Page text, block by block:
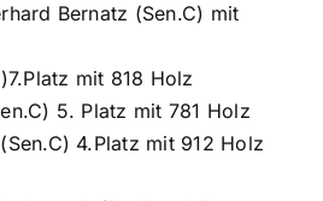
Bernatz (Sen.C) mit
mit 818 Holz
5. Platz mit 781 Holz
4.Platz mit 912 Holz